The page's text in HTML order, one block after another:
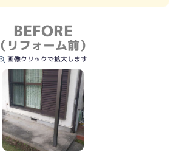
BEFORE
（リフォーム前）
画像クリックで拡大します